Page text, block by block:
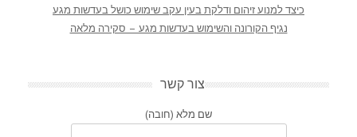
כיצד למנוע זיהום ודלקת בעין עקב שימוש כושל בעדשות מגע
נגיף הקורונה והשימוש בעדשות מגע – סקירה מלאה
צור קשר
שם מלא (חובה)